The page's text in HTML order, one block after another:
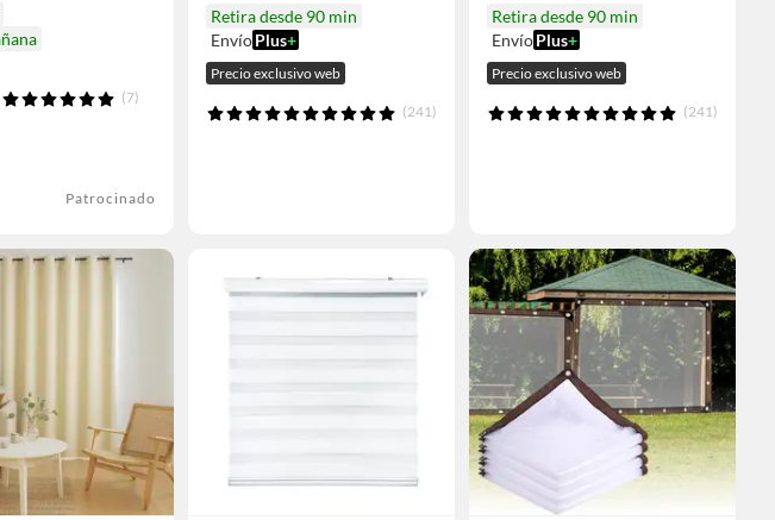
(7)
Patrocinado
Retira desde 90 min
EnvíoPlus+
Precio exclusivo web
(241)
Retira desde 90 min
EnvíoPlus+
Precio exclusivo web
(241)